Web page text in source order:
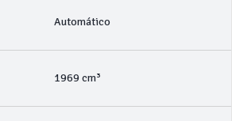
Automático
1969 cm³